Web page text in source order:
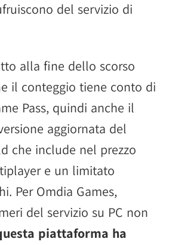
del servizio di
alla fine dello scorso
il conteggio tiene conto di
Pass, quindi anche il
aggiornata del
che include nel prezzo
e un limitato
Per Omdia Games,
del servizio su PC non
piattaforma ha